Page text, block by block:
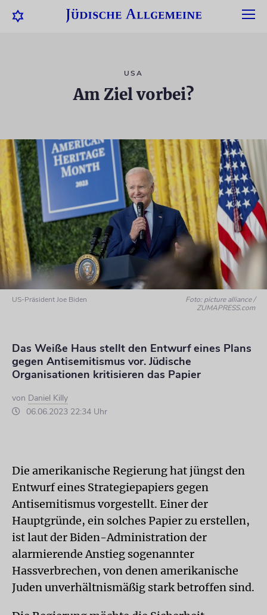
USA
Am Ziel vorbei?
US-Präsident Joe Biden
Foto: picture alliance /
ZUMAPRESS.com
Das Weiße Haus stellt den Entwurf eines Plans
gegen Antisemitismus vor. Jüdische
Organisationen kritisieren das Papier
von Daniel Killy
06.06.2023 22:34 Uhr
Die amerikanische Regierung hat jüngst den
Entwurf eines Strategiepapiers gegen
Antisemitismus vorgestellt. Einer der
Hauptgründe, ein solches Papier zu erstellen,
ist laut der Biden-Administration der
alarmierende Anstieg sogenannter
Hassverbrechen, von denen amerikanische
Juden unverhältnismäßig stark betroffen sind.